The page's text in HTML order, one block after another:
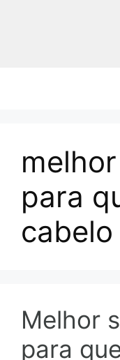
para
Melhor
para